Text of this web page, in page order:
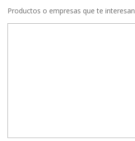
Productos o empresas que te interesan